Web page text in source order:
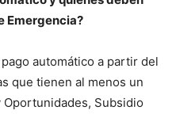
Emergencia?
automático a partir del
que tienen al menos un
Subsidio